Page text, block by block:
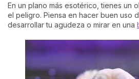
En un plano más esotérico, tienes un
el peligro. Piensa en hacer buen uso
desarrollar tu agudeza o mirar en una